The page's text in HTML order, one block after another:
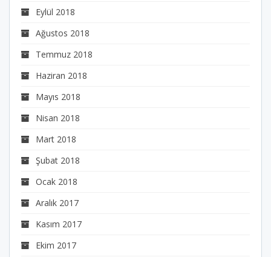
Eylül 2018
Ağustos 2018
Temmuz 2018
Haziran 2018
Mayıs 2018
Nisan 2018
Mart 2018
Şubat 2018
Ocak 2018
Aralık 2017
Kasım 2017
Ekim 2017